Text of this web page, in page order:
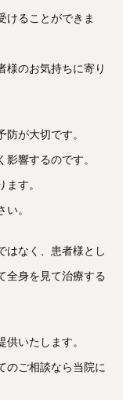
けることができま
様のお気持ちに寄り
が大切です。
響するのです。
す。
。
はなく、患者様とし
全身を見て治療する
いたします。
のご相談なら当院に